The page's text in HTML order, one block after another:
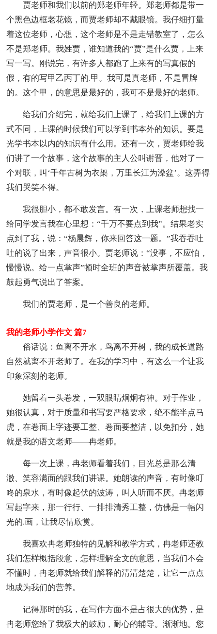
贾老师和我们以前的郑老师年轻。郑老师都是带一
个黑色边框老花镜，而贾老师却不戴眼镜。我仔细打量
着这位老师，心想，这个老师是不是走错教室了，怎么
不是郑老师。我姓贾，谁知道我的“贾”是什么贾，上来
写一写。刚说完，有许多人都跑了上来有的写真假的
假，有的写甲乙丙丁的.甲。我可是真老师，不是冒牌
的。这个甲，的意思是最好的，我可不是最好的老师。
给我们介绍完，就给我们上课了，给我们上课的方
式不同，上课的时候我们可以学到书本外的知识。要是
光学书本以内的知识有什么用。还有一次，贾老师给我
们讲了一个故事，这个故事的主人公叫谢晋，他对了一
个对联，叫‘千年古树为衣架，万里长江为澡盆’。这弄得
我们哭笑不得。
我很胆小，都不敢发言。有一次，上课老师想找一
给同学发言我在心里想：“千万不要点到我”。结果老实
点到了我，说：“杨晨辉，你来回答这一题。”我吞吞吐
吐的说了出来，声音很小。贾老师说：“没事，不应怕，
慢慢说。给一点掌声”顿时全班的声音被掌声所覆盖。我
鼓起勇气说出了答案。
我们的贾老师，是一个善良的老师。
我的老师小学作文 篇7
俗话说：鱼离不开水，鸟离不开树，我的成长道路
自然就离不开老师了。在我的学习中，有这么一个让我
印象深刻的老师。
她留着一头卷发，一双眼睛炯炯有神。对于作业，
她很认真，对于质量和书写要严格要求，绝不能半点马
虎，在卷面上字迹要工整、卷面要整洁，以免扣分，她
就是我的语文老师——冉老师。
每一次上课，冉老师看着我们，目光总是那么清
澈、笑容满面的跟我们讲课。她朗读的声音，有时像叮
咚的泉水，有时像起伏的波涛，叫人听而不厌。冉老师
写起字来，那一行行、一排排清秀工整，仿佛是一幅闪
光的.画，让我尽情欣赏。
我喜欢冉老师独特的见解和教学方式，冉老师还教
我们怎样概括段意，怎样理解全文的意思，当我们不会
不懂时，冉老师就给我们解释的清清楚楚，让它一点点
地成为我们的营养。
记得那时的我，在写作方面不是占很大的优势，是
冉老师您给了我极大的鼓励，耐心的辅导。渐渐地。您